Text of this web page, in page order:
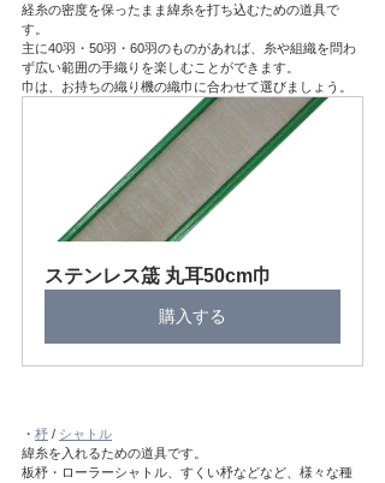
経糸の密度を保ったまま緯糸を打ち込むための道具で
す。
主に40羽・50羽・60羽のものがあれば、糸や組織を問わ
ず広い範囲の手織りを楽しむことができます。
巾は、お持ちの織り機の織巾に合わせて選びましょう。
ステンレス筬 丸耳50cm巾
購入する
・ 杼 / シャトル
緯糸を入れるための道具です。
板杼・ローラーシャトル、すくい杼などなど、様々な種